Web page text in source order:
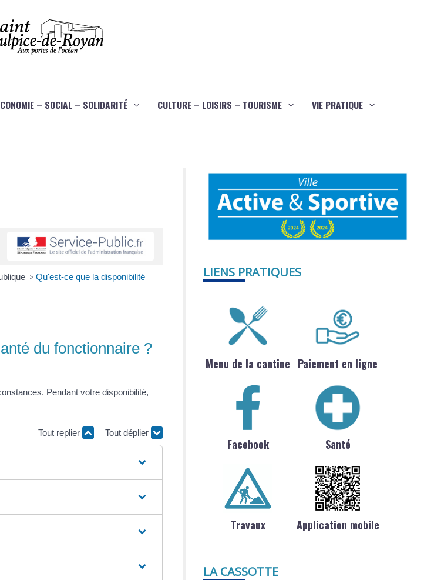
– SOCIAL – SOLIDARITÉ CULTURE – LOISIRS – TOURISME VIE PRATIQUE
> Qu'est-ce que la disponibilité
du fonctionnaire ?
Pendant votre disponibilité,
Tout replier Tout déplier
LIENS PRATIQUES
Menu de la cantine Paiement en ligne
Facebook Santé
Travaux Application mobile
LA CASSOTTE